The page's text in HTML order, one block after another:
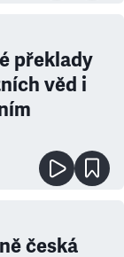
překlady
věd i
česká